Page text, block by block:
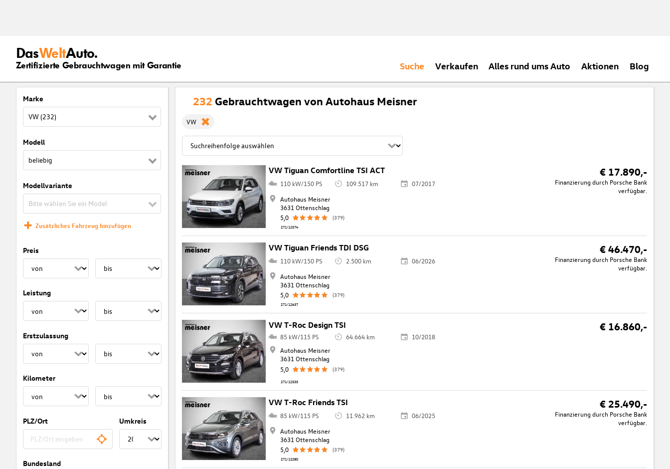
DasWeltAuto.
Zertifizierte Gebrauchtwagen mit Garantie Suche Verkaufen Alles rund ums Auto Aktionen Blog
Marke
VW (232)
Modell
beliebig
Modellvariante
Bitte wählen Sie ein Model
Zusätzliches Fahrzeug hinzufügen
Preis
Leistung
Erstzulassung
Kilometer
PLZ/Ort Umkreis
Bundesland
232 Gebrauchtwagen von Autohaus Meisner
VW
VW Tiguan Comfortline TSI ACT € 17.890,-
Finanzierung durch Porsche Bank
verfügbar.
110 kW/150 PS 109.517 km
07/2017
Autohaus Meisner
3631 Ottenschlag
5,0
(379)
271/12574
VW Tiguan Friends TDI DSG € 46.470,-
Finanzierung durch Porsche Bank
verfügbar.
110 kW/150 PS 2.500 km
06/2026
Autohaus Meisner
3631 Ottenschlag
5,0
(379)
271/12637
VW T-Roc Design TSI € 16.860,-
85 kW/115 PS 64.664 km
10/2018
Autohaus Meisner
3631 Ottenschlag
5,0
(379)
271/12535
VW T-Roc Friends TSI € 25.490,-
Finanzierung durch Porsche Bank
verfügbar.
85 kW/115 PS 11.962 km
06/2025
Autohaus Meisner
3631 Ottenschlag
5,0
(379)
271/12280